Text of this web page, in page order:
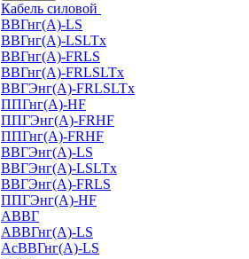
Кабель силовой
ВВГнг(А)-LS
ВВГнг(А)-LSLTx
ВВГнг(А)-FRLS
ВВГнг(А)-FRLSLTx
ВВГЭнг(А)-FRLSLTx
ППГнг(А)-HF
ППГЭнг(А)-FRHF
ППГнг(А)-FRHF
ВВГЭнг(А)-LS
ВВГЭнг(А)-LSLTx
ВВГЭнг(А)-FRLS
ППГЭнг(А)-HF
АВВГ
АВВГнг(А)-LS
АсВВГнг(А)-LS